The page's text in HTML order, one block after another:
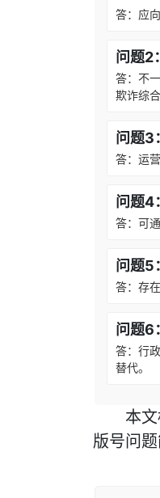
答：应
问题2
答：不
欺诈综合
问题3
答：运
问题4
答：可
问题5
答：存
问题6
答：行
替代。
本文
版号问